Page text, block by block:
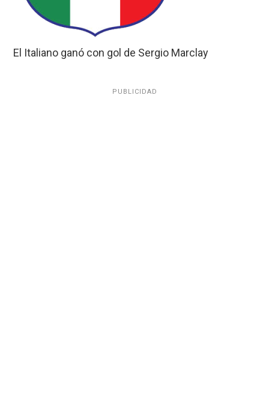
El Italiano ganó con gol de Sergio Marclay
PUBLICIDAD